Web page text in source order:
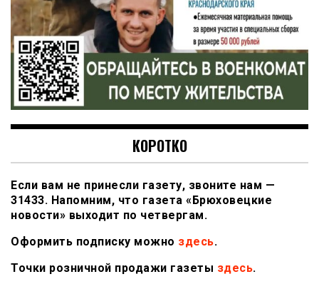
КОРОТКО
Если вам не принесли газету, звоните нам —
31433. Напомним, что газета «Брюховецкие
новости» выходит по четвергам.
Оформить подписку можно здесь.
Точки розничной продажи газеты здесь.